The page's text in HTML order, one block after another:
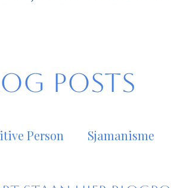
posts
Person Sjamanisme
meditatie